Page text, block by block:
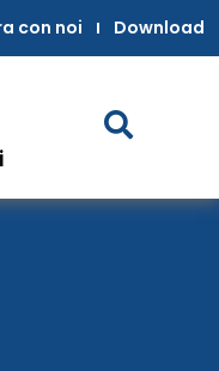
con noi Download